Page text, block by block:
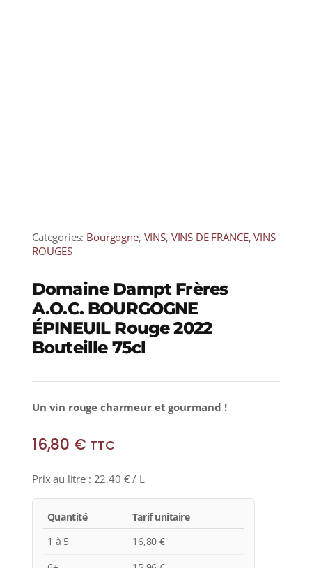
Categories: Bourgogne, VINS, VINS DE FRANCE,VINS
ROUGES
Domaine Dampt Frères
A.O.C. BOURGOGNE
ÉPINEUIL Rouge 2022
Bouteille 75cl
Un vin rouge charmeur et gourmand !
16,80 € TTC
Prix au litre : 22,40 € / L
Quantité
Tarif unitaire
1 à 5
16,80€